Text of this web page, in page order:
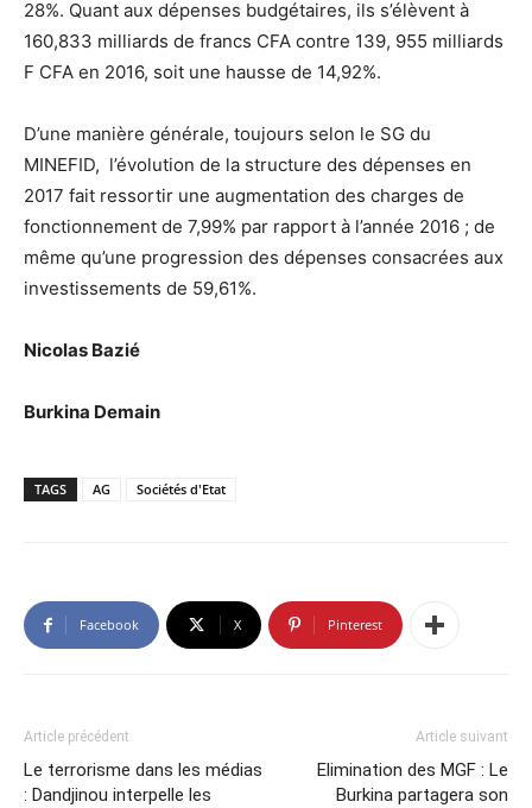
28%. Quant aux dépenses budgétaires, ils s’élèvent à
160,833 milliards de francs CFA contre 139, 955 milliards
F CFA en 2016, soit une hausse de 14,92%.
D’une manière générale, toujours selon le SG du
MINEFID, l’évolution de la structure des dépenses en
2017 fait ressortir une augmentation des charges de
fonctionnement de 7,99% par rapport à l’année 2016 ; de
même qu’une progression des dépenses consacrées aux
investissements de 59,61%.
Nicolas Bazié
Burkina Demain
TAGS AG Sociétés d'Etat
Facebook X Pinterest
Article précédent
Le terrorisme dans les médias
: Dandjinou interpelle les
Article suivant
Elimination des MGF : Le
Burkina partagera son